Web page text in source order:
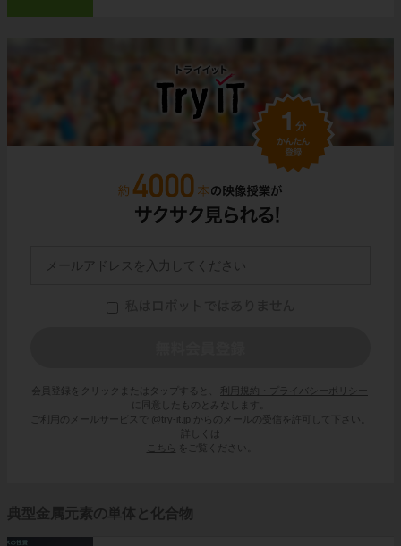
会員登録をクリックまたはタップすると、
利用規約・プライバシーポリシー
に同意したものとみなします。
ご利用のメールサービスで @try-it.jp からのメールの受信を許可して下さい。
詳しくは
こちら
をご覧ください。
典型金属元素の単体と化合物